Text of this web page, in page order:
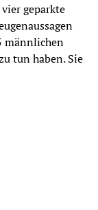
geparkte
männlichen
tun haben. Sie